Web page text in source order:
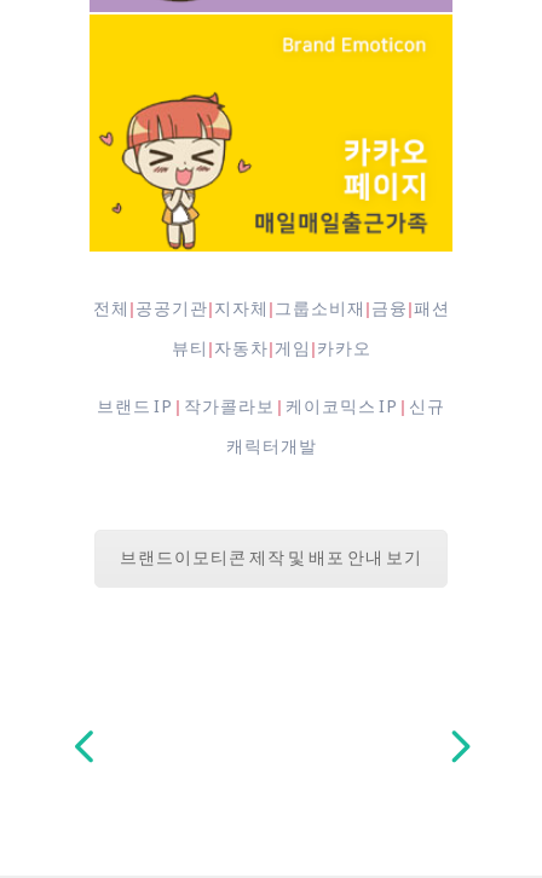
전체 |공공기관|지자체 |그룹소비재 |금융|패션
뷰티 |자동차|게임 |카카오
브랜드 IP | 작가콜라보 | 케이코믹스 IP | 신규
캐릭터개발
브랜드이모티콘 제작 및 배포 안내 보기